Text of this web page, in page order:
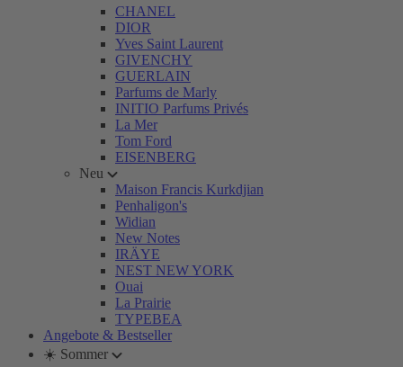
CHANEL
DIOR
Yves Saint Laurent
GIVENCHY
GUERLAIN
Parfums de Marly
INITIO Parfums Privés
La Mer
Tom Ford
EISENBERG
Neu
Maison Francis Kurkdjian
Penhaligon's
Widian
New Notes
IRÄYE
NEST NEW YORK
Ouai
La Prairie
TYPEBEA
Angebote & Bestseller
☀️ Sommer